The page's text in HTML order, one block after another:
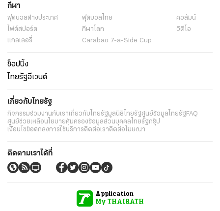
กีฬา
ฟุตบอลต่่างประเทศ ฟุตบอลไทย
คอลัมน์
ไฟต์สปอร์ต
กีฬาโลก
วิดีโอ
แกลเลอรี่
Carabao 7-a-Side Cup
ช็อปปิ้ง
ไทยรัฐอีเวนต์
เกี่ยวกับไทยรัฐ
กิจกรรมร่วมงานกับเราเกี่ยวกับไทยรัฐมูลนิธิไทยรัฐศูนย์ข้อมูลไทยรัฐFAQ
ศูนย์ช่วยเหลือนโยบายคุ้มครองข้อมูลส่วนบุคคลไทยรัฐกรุ๊ป
เงื่อนไขข้อตกลงการใช้บริการติดต่อเราติดต่อโฆษณา
ติดตามเราได้ที่
Application
My THAIRATH